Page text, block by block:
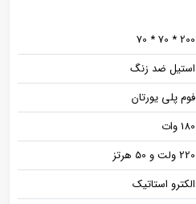
200 * 70 * 70
استیل ضد زنگ
فوم پلی یورتان
180 وات
220 ولت و 50 هرتز
الکترو استاتیک